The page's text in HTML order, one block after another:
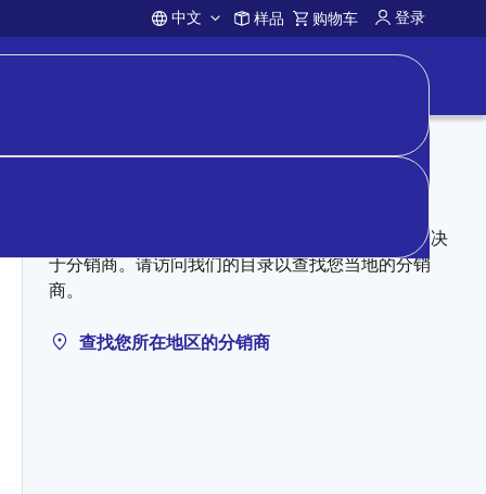
Account
中文 样品 购物车 登录
授权分销商可能有库存。定价、库存和条款完全取决
于分销商。请访问我们的目录以查找您当地的分销
商。
查找您所在地区的分销商